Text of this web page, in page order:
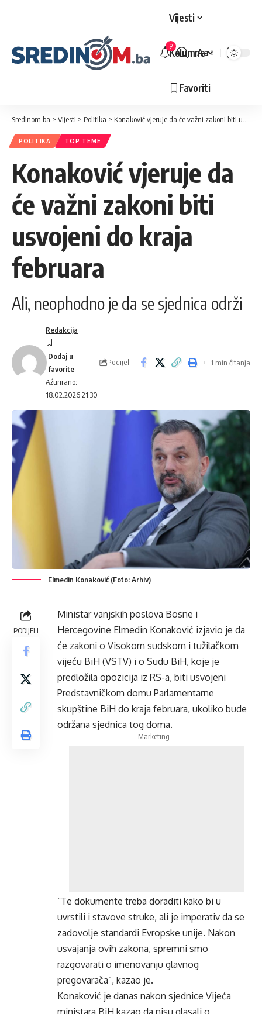
Vijesti
Kolumne
Favoriti
9
Veličina
Aa
Sredinom.ba > Vijesti > Politika > Konaković vjeruje da će važni zakoni biti usvojeni do kraja februara
POLITIKA TOP TEME
Konaković vjeruje da
će važni zakoni biti
usvojeni do kraja
februara
Ali, neophodno je da se sjednica održi
Ažurirano:
18.02.2026 21:30
Redakcija
Podijeli 1 min čitanja
Elmedin Konaković (Foto: Arhiv)
PODIJELI
Ministar vanjskih poslova Bosne i
Hercegovine Elmedin Konaković izjavio je da
će zakoni o Visokom sudskom i tužilačkom
vijeću BiH (VSTV) i o Sudu BiH, koje je
predložila opozicija iz RS-a, biti usvojeni
Predstavničkom domu Parlamentarne
skupštine BiH do kraja februara, ukoliko bude
održana sjednica tog doma.
- Marketing -
“Te dokumente treba doraditi kako bi u
uvrstili i stavove struke, ali je imperativ da se
zadovolje standardi Evropske unije. Nakon
usvajanja ovih zakona, spremni smo
razgovarati o imenovanju glavnog
pregovarača”, kazao je.
Konaković je danas nakon sjednice Vijeća